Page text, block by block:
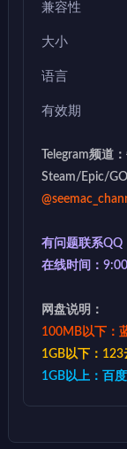
兼容性
大小
语言
有效期
Telegram频道
Steam/Epic/
有问题联系
在线时间：
网盘说明：
100MB以下：
1GB以下：123
1GB以上：百